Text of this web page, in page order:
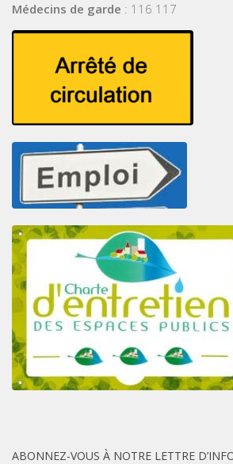
Médecins de garde : 116 117
ABONNEZ-VOUS À NOTRE LETTRE